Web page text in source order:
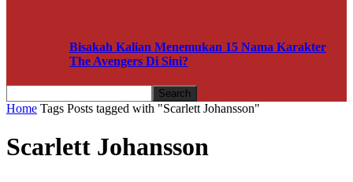
Bisakah Kalian Menemukan 15 Nama Karakter
The Avengers Di Sini?
Home Tags Posts tagged with "Scarlett Johansson"
Scarlett Johansson